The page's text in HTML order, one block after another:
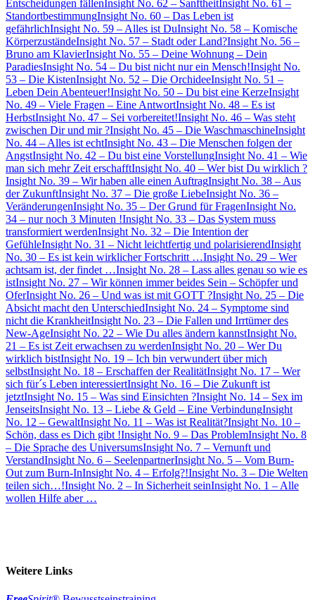
Entscheidungen fällenInsight No. 62 – SanftheitInsight No. 61 –
StandortbestimmungInsight No. 60 – Das Leben ist
gefährlichInsight No. 59 – Alles ist DuInsight No. 58 – Komische
KörperzuständeInsight No. 57 – Stadt oder Land?Insight No. 56 –
Bruno am KlavierInsight No. 55 – Deine Wohnung – Dein
ParadiesInsight No. 54 – Du bist nicht nur ein Mensch!Insight No.
53 – Die KistenInsight No. 52 – Die OrchideeInsight No. 51 –
Leben Dein Abenteuer!Insight No. 50 – Du bist eine KerzeInsight
No. 49 – Viele Fragen – Eine AntwortInsight No. 48 – Es ist
HerbstInsight No. 47 – Sei vorbereitet!Insight No. 46 – Was steht
zwischen Dir und mir ?Insight No. 45 – Die WaschmaschineInsight
No. 44 – Alles ist echtInsight No. 43 – Die Menschen folgen der
AngstInsight No. 42 – Du bist eine VorstellungInsight No. 41 – Wie
man sich mehr Zeit erschafftInsight No. 40 – Wer bist Du wirklich ?
Insight No. 39 – Wir haben alle einen AuftragInsight No. 38 – Aus
der ZukunftInsight No. 37 – Die große LiebeInsight No. 36 –
VeränderungenInsight No. 35 – Der Grund für FragenInsight No.
34 – nur noch 3 Minuten !Insight No. 33 – Das System muss
transformiert werdenInsight No. 32 – Die Intention der
GefühleInsight No. 31 – Nicht leichtfertig und polarisierendInsight
No. 30 – Es ist kein wirklicher Fortschritt …Insight No. 29 – Wer
achtsam ist, der findet …Insight No. 28 – Lass alles genau so wie es
istInsight No. 27 – Wir können immer beides Sein – Schöpfer und
OferInsight No. 26 – Und was ist mit GOTT ?Insight No. 25 – Die
Absicht macht den UnterschiedInsight No. 24 – Symptome sind
nicht die KrankheitInsight No. 23 – Die Fallen und Irrtümer des
New-AgeInsight No. 22 – Wie Du alles ändern kannstInsight No.
21 – Es ist Zeit erwachsen zu werdenInsight No. 20 – Wer Du
wirklich bistInsight No. 19 – Ich bin verwundert über mich
selbstInsight No. 18 – Erschaffen der RealitätInsight No. 17 – Wer
sich für´s Leben interessiertInsight No. 16 – Die Zukunft ist
jetztInsight No. 15 – Was sind Einsichten ?Insight No. 14 – Sex im
JenseitsInsight No. 13 – Liebe & Geld – Eine VerbindungInsight
No. 12 – GewaltInsight No. 11 – Was ist Realität?Insight No. 10 –
Schön, dass es Dich gibt !Insight No. 9 – Das ProblemInsight No. 8
– Die Sprache des UniversumsInsight No. 7 – Vernunft und
VerstandInsight No. 6 – SeelenpartnerInsight No. 5 – Vom Burn-
Out zum Burn-InInsight No. 4 – Erfolg?!Insight No. 3 – Die Welten
teilen sich…!Insight No. 2 – In Sicherheit seinInsight No. 1 – Alle
wollen Hilfe aber …
Weitere Links